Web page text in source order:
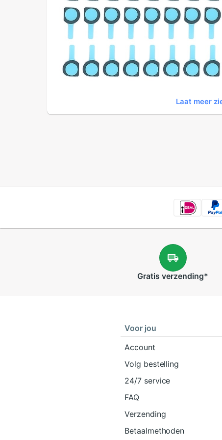
Laat meer
Gratis verzending*
Voor jou
Account
Volg bestelling
24/7 service
FAQ
Verzending
Betaalmethoden